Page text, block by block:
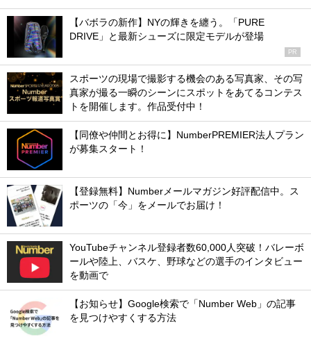
【バボラの新作】NYの輝きを纏う。「PURE
DRIVE」と最新シューズに限定モデルが登場
PR
スポーツの現場で撮影する機会のある写真家、その写
真家が撮る一瞬のシーンにスポットをあてるコンテス
トを開催します。作品受付中！
【同僚や仲間とお得に】NumberPREMIER法人プラン
が募集スタート！
【登録無料】Numberメールマガジン好評配信中。ス
ポーツの「今」をメールでお届け！
YouTubeチャンネル登録者数60,000人突破！バレーボ
ールや陸上、バスケ、野球などの選手のインタビュー
を動画で
【お知らせ】Google検索で「Number Web」の記事
を見つけやすくする方法